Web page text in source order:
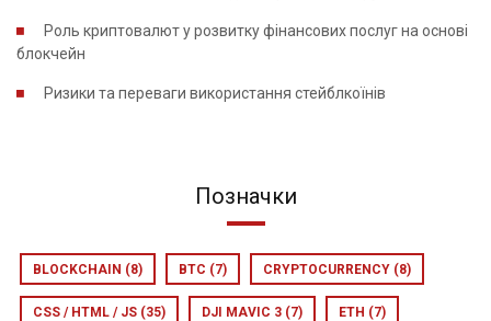
Роль криптовалют у розвитку фінансових послуг на основі
блокчейн
Ризики та переваги використання стейблкоїнів
Позначки
BLOCKCHAIN (8) BTC (7) CRYPTOCURRENCY (8)
CSS / HTML / JS (35) DJI MAVIC 3 (7) ETH (7)